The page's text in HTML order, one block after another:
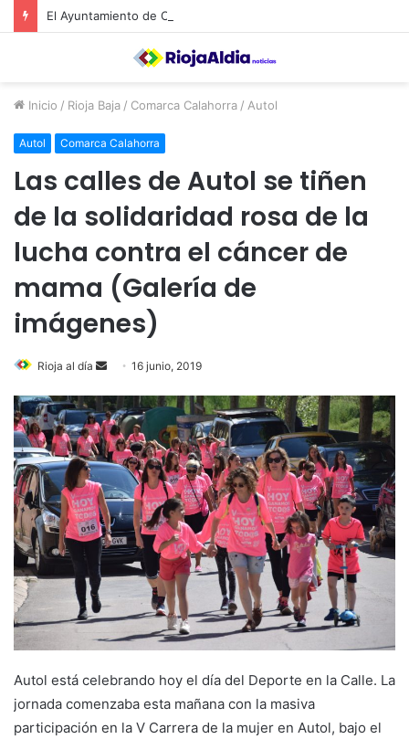
Inicio / Rioja Baja / Comarca Calahorra / Autol
Autol Comarca Calahorra
Las calles de Autol se tiñen
de la solidaridad rosa de la
lucha contra el cáncer de
mama (Galería de
imágenes)
Rioja al día
n
d
a
n
e
m
a
16 junio, 2019
Autol está celebrando hoy el día del Deporte en la Calle. La
jornada comenzaba esta mañana con la masiva
participación en la V Carrera de la mujer en Autol, bajo el